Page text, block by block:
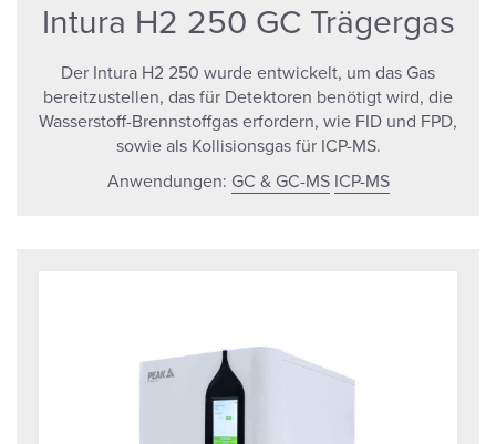
Intura H2 250 GC Trägergas
Der Intura H2 250 wurde entwickelt, um das Gas
bereitzustellen, das für Detektoren benötigt wird, die
Wasserstoff-Brennstoffgas erfordern, wie FID und FPD,
sowie als Kollisionsgas für ICP-MS.
Anwendungen: GC & GC-MS ICP-MS